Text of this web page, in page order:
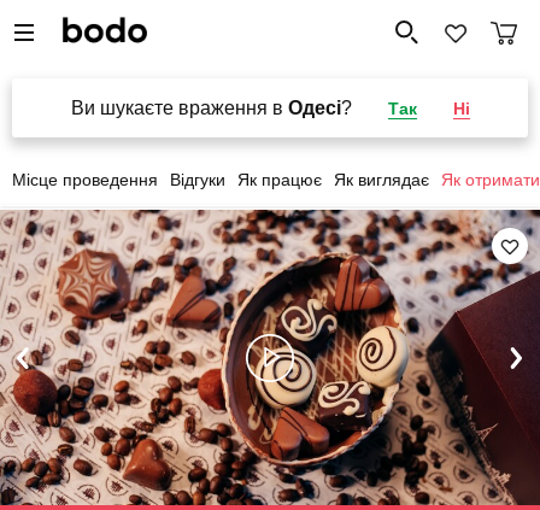
Ви шукаєте враження в Одесі? Так Ні
Місце проведення Відгуки Як працює Як виглядає Як отримати